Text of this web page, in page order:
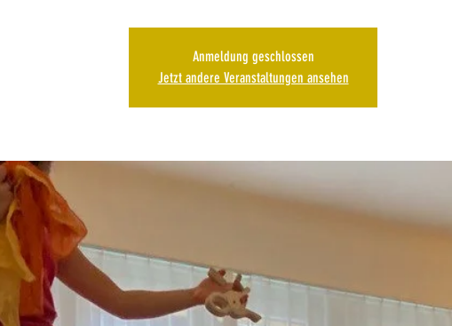
Anmeldung geschlossen
Jetzt andere Veranstaltungen ansehen